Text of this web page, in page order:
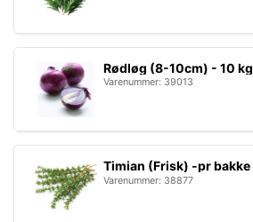
Rødløg (8-10cm) - 10 kg
Varenummer: 39013
Timian (Frisk) -pr bakke
Varenummer: 38877